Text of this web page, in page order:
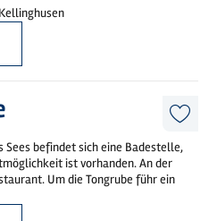
Sees befindet sich eine Badestelle,
ist vorhanden. An der
Um die Tongrube führ ein